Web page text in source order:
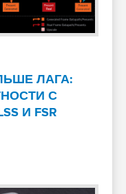
ЛАГА:
С
И FSR